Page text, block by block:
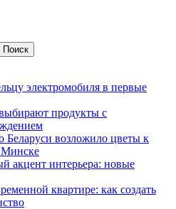
электромобиля в первые
продукты с
Беларуси возложило цветы к
акцент интерьера: новые
квартире: как создать